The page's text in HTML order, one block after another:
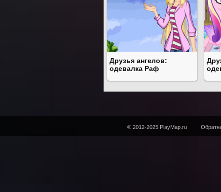
Друзья ангелов:
одевалка Раф
© 2012-2025 PlayMap.ru